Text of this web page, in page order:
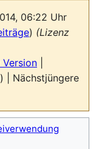
06:22 Uhr
) (Lizenz
| Nächstjüngere